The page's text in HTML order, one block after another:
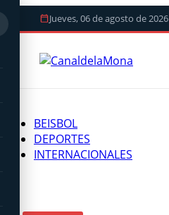
Jueves, 06 de agosto de 2026
BEISBOL
DEPORTES
INTERNACIONALES